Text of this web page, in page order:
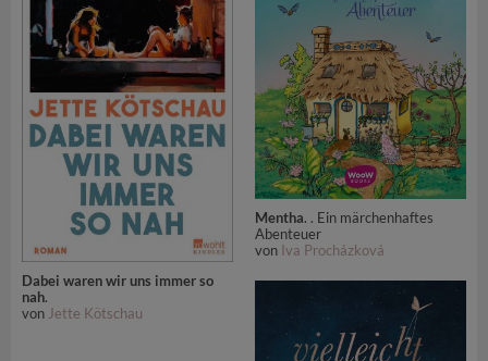
Dabei waren wir uns immer so
nah.
von Jette Kötschau
Mentha. . Ein märchenhaftes
Abenteuer
von Iva Procházková